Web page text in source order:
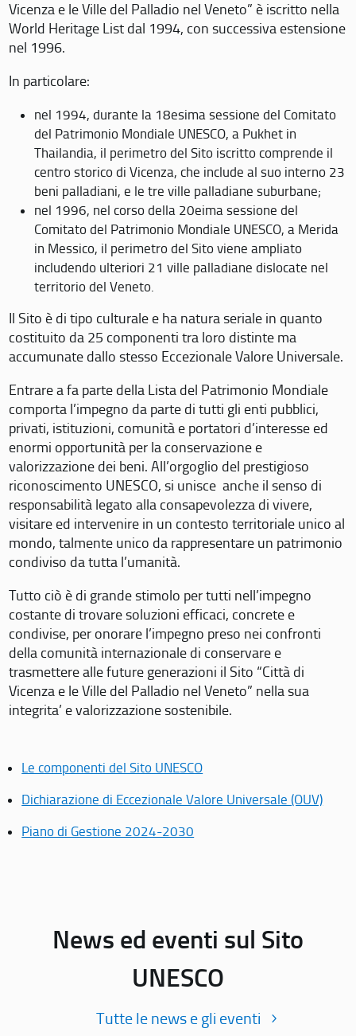
Vicenza e le Ville del Palladio nel Veneto” è iscritto nella
World Heritage List dal 1994, con successiva estensione
nel 1996.
In particolare:
nel 1994, durante la 18esima sessione del Comitato
del Patrimonio Mondiale UNESCO, a Pukhet in
Thailandia, il perimetro del Sito iscritto comprende il
centro storico di Vicenza, che include al suo interno 23
beni palladiani, e le tre ville palladiane suburbane;
nel 1996, nel corso della 20eima sessione del
Comitato del Patrimonio Mondiale UNESCO, a Merida
in Messico, il perimetro del Sito viene ampliato
includendo ulteriori 21 ville palladiane dislocate nel
territorio del Veneto.
Il Sito è di tipo culturale e ha natura seriale in quanto
costituito da 25 componenti tra loro distinte ma
accumunate dallo stesso Eccezionale Valore Universale.
Entrare a fa parte della Lista del Patrimonio Mondiale
comporta l’impegno da parte di tutti gli enti pubblici,
privati, istituzioni, comunità e portatori d’interesse ed
enormi opportunità per la conservazione e
valorizzazione dei beni. All’orgoglio del prestigioso
riconoscimento UNESCO, si unisce anche il senso di
responsabilità legato alla consapevolezza di vivere,
visitare ed intervenire in un contesto territoriale unico al
mondo, talmente unico da rappresentare un patrimonio
condiviso da tutta l’umanità.
Tutto ciò è di grande stimolo per tutti nell’impegno
costante di trovare soluzioni efficaci, concrete e
condivise, per onorare l’impegno preso nei confronti
della comunità internazionale di conservare e
trasmettere alle future generazioni il Sito “Città di
Vicenza e le Ville del Palladio nel Veneto” nella sua
integrita’ e valorizzazione sostenibile.
Le componenti del Sito UNESCO
Dichiarazione di Eccezionale Valore Universale (OUV)
Piano di Gestione 2024-2030
News ed eventi sul Sito
UNESCO
Tutte le news e gli eventi